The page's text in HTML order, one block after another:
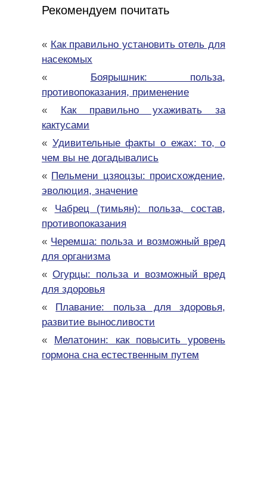
Рекомендуем почитать
« Как правильно установить отель для
насекомых
«
Боярышник: польза,
противопоказания, применение
«
Как правильно ухаживать за
кактусами
« Удивительные факты о ежах: то, о
чем вы не догадывались
« Пельмени цзяоцзы: происхождение,
эволюция, значение
« Чабрец (тимьян): польза, состав,
противопоказания
« Черемша: польза и возможный вред
для организма
« Огурцы: польза и возможный вред
для здоровья
«
Плавание: польза для здоровья,
развитие выносливости
«
Мелатонин: как повысить уровень
гормона сна естественным путем